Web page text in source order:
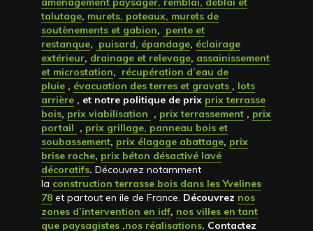
talutage, murets, poteaux, murets de
soutènements et gabion, pente et
restanque, puisard, épandage, éclairage
extérieur, drainage et relevage, assainissement
et microstation, récupération d’eau de
pluie , évacuation des terres et gravats , lots
arrière , et notre politique de prix prix terrasse
bois, prix viabilisation , prix terrassement , prix
portail , prix grillage, panneau bois et
soubassement, prix élagage abattage, prix
brise roche, prix béton désactivé lavé
décoratifs. Découvrez notamment
la construction terrasse bois dans les Yvelines
78 et partout en ile de France. Découvrez nos
zones d’intervention en idf, nos villes en tant
que paysagistes .nos réalisations. Contactez